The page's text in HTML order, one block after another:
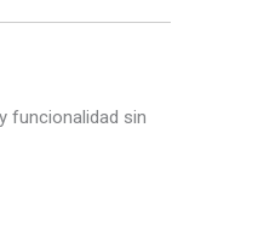
funcionalidad sin